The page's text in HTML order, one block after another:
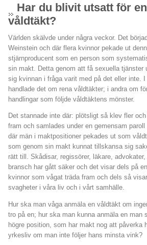
Har du blivit utsatt för en
våldtäkt?
Världen skälvde under några veckor. Det
Weinstein och där flera kvinnor pekade ut
stjärnproducent som en person som
sin makt. Detta genom att få sexuella tjänster
sig kvinnan i fråga varit med på det eller inte.
handlade det om rena våldtäkter; i andra om
handlingar som följde våldtäktens mönster.
Det stannade inte där: plötsligt så klev fler
fram och samlades under en gemensam
där män i maktpositioner pekades ut som
som genom sin makt kunnat tillskansa sig
rätt till. Skådisar, regissörer, läkare,
bransch har gått säker och det visar dels på
kvinnor som vågat träda fram och dels så
svagheter i våra liv och i vårt samhälle.
Hur ska man våga anmäla en våldtäkt om
tro på en; hur ska man kunna anmäla en man
högre position, som har makt nog att påverka
yrkesliv om man inte följer hans minsta vink?